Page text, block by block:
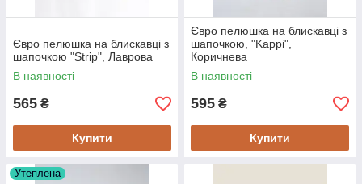
Євро пелюшка на блискавці з
шапочкою "Strip", Лаврова
В наявності
565 ₴
Купити
Євро пелюшка на блискавці з
шапочкою, "Kappi",
Коричнева
В наявності
595 ₴
Купити
Утеплена